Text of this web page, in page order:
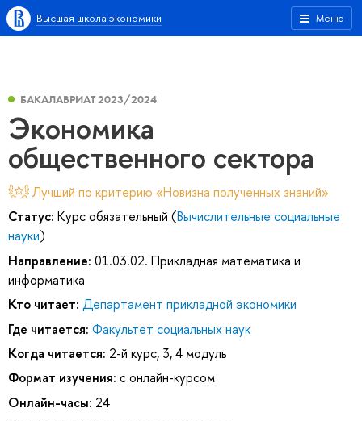
Меню
Высшая школа экономики
БАКАЛАВРИАТ 2023/2024
Экономика
общественного сектора
Лучший по критерию «Новизна полученных знаний»
Статус: Курс обязательный (Вычислительные социальные
науки)
Направление: 01.03.02. Прикладная математика и
информатика
Кто читает: Департамент прикладной экономики
Где читается: Факультет социальных наук
Когда читается: 2-й курс, 3, 4 модуль
Формат изучения: с онлайн-курсом
Онлайн-часы: 24